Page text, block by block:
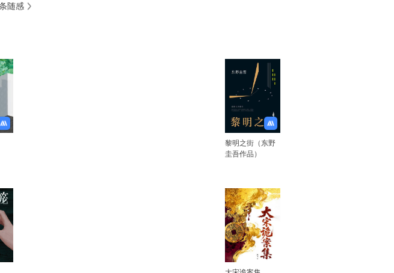
随感
黎明之街（东野
圭吾作品）